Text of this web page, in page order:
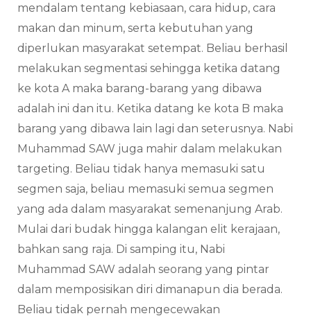
mendalam tentang kebiasaan, cara hidup, cara
makan dan minum, serta kebutuhan yang
diperlukan masyarakat setempat. Beliau berhasil
melakukan segmentasi sehingga ketika datang
ke kota A maka barang-barang yang dibawa
adalah ini dan itu. Ketika datang ke kota B maka
barang yang dibawa lain lagi dan seterusnya. Nabi
Muhammad SAW juga mahir dalam melakukan
targeting. Beliau tidak hanya memasuki satu
segmen saja, beliau memasuki semua segmen
yang ada dalam masyarakat semenanjung Arab.
Mulai dari budak hingga kalangan elit kerajaan,
bahkan sang raja. Di samping itu, Nabi
Muhammad SAW adalah seorang yang pintar
dalam memposisikan diri dimanapun dia berada.
Beliau tidak pernah mengecewakan